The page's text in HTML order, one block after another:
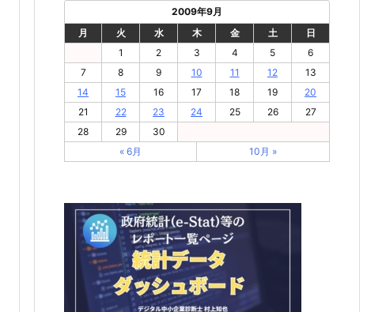
2009年9月
月
火 水 木 金 土
日
1
2 3 4 5
6
7
8 9 10 11 12
13
14
15 16 17 18 19
20
21
22 23 24 25 26
27
28
29
30
« 6月
10月 »